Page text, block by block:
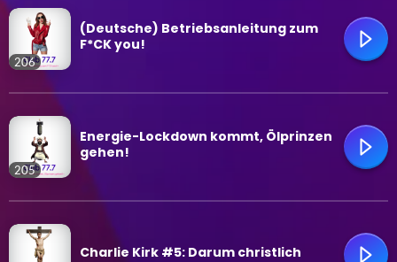
trending_flat
trending_flat
206
(Deutsche) Betriebsanleitung zum
F*CK you!
trending_flat
205
Energie-Lockdown kommt, Ölprinzen
gehen!
Charlie Kirk #5: Darum christlich